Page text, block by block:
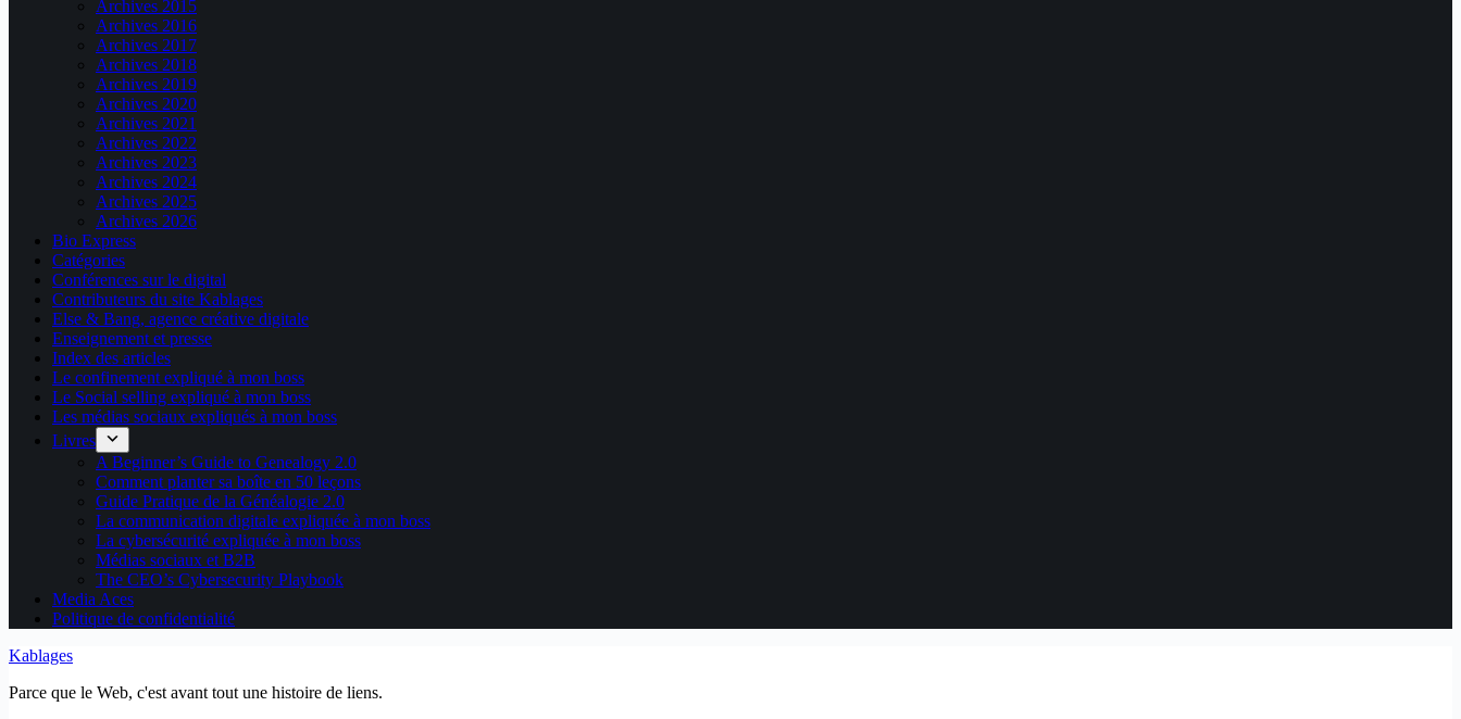
Archives 2015
Archives 2016
Archives 2017
Archives 2018
Archives 2019
Archives 2020
Archives 2021
Archives 2022
Archives 2023
Archives 2024
Archives 2025
Archives 2026
Bio Express
Catégories
Conférences sur le digital
Contributeurs du site Kablages
Else & Bang, agence créative digitale
Enseignement et presse
Index des articles
Le confinement expliqué à mon boss
Le Social selling expliqué à mon boss
Les médias sociaux expliqués à mon boss
Livres
A Beginner’s Guide to Genealogy 2.0
Comment planter sa boîte en 50 leçons
Guide Pratique de la Généalogie 2.0
La communication digitale expliquée à mon boss
La cybersécurité expliquée à mon boss
Médias sociaux et B2B
The CEO’s Cybersecurity Playbook
Media Aces
Politique de confidentialité
Kablages
Parce que le Web, c'est avant tout une histoire de liens.